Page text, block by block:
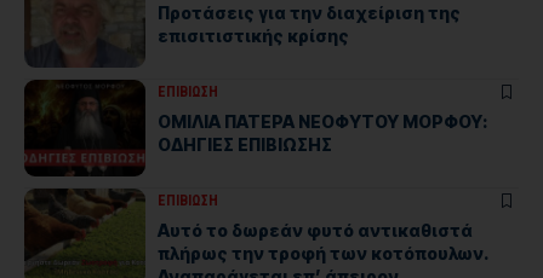
Προτάσεις για την διαχείριση της
επισιτιστικής κρίσης
ΕΠΙΒΙΩΣΗ
ΟΜΙΛΙΑ ΠΑΤΕΡΑ ΝΕΟΦΥΤΟΥ ΜΟΡΦΟΥ:
ΟΔΗΓΙΕΣ ΕΠΙΒΙΩΣΗΣ
ΕΠΙΒΙΩΣΗ
Αυτό το δωρεάν φυτό αντικαθιστά
πλήρως την τροφή των κοτόπουλων.